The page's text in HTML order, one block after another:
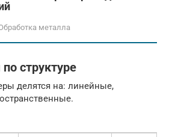
металла
структуре
делятся на: линейные,